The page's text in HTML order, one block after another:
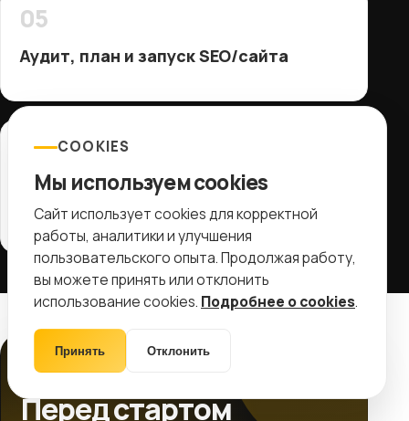
05
Аудит, план и запуск SEO/сайта
06
Регулярный кешбек с оплаченных
периодов
ПЕРЕД ЗАЯВКОЙ
Перед стартом
COOKIES
Мы используем cookies
Сайт использует cookies для корректной
работы, аналитики и улучшения
пользовательского опыта. Продолжая работу,
вы можете принять или отклонить
использование cookies. Подробнее о cookies.
Принять Отклонить